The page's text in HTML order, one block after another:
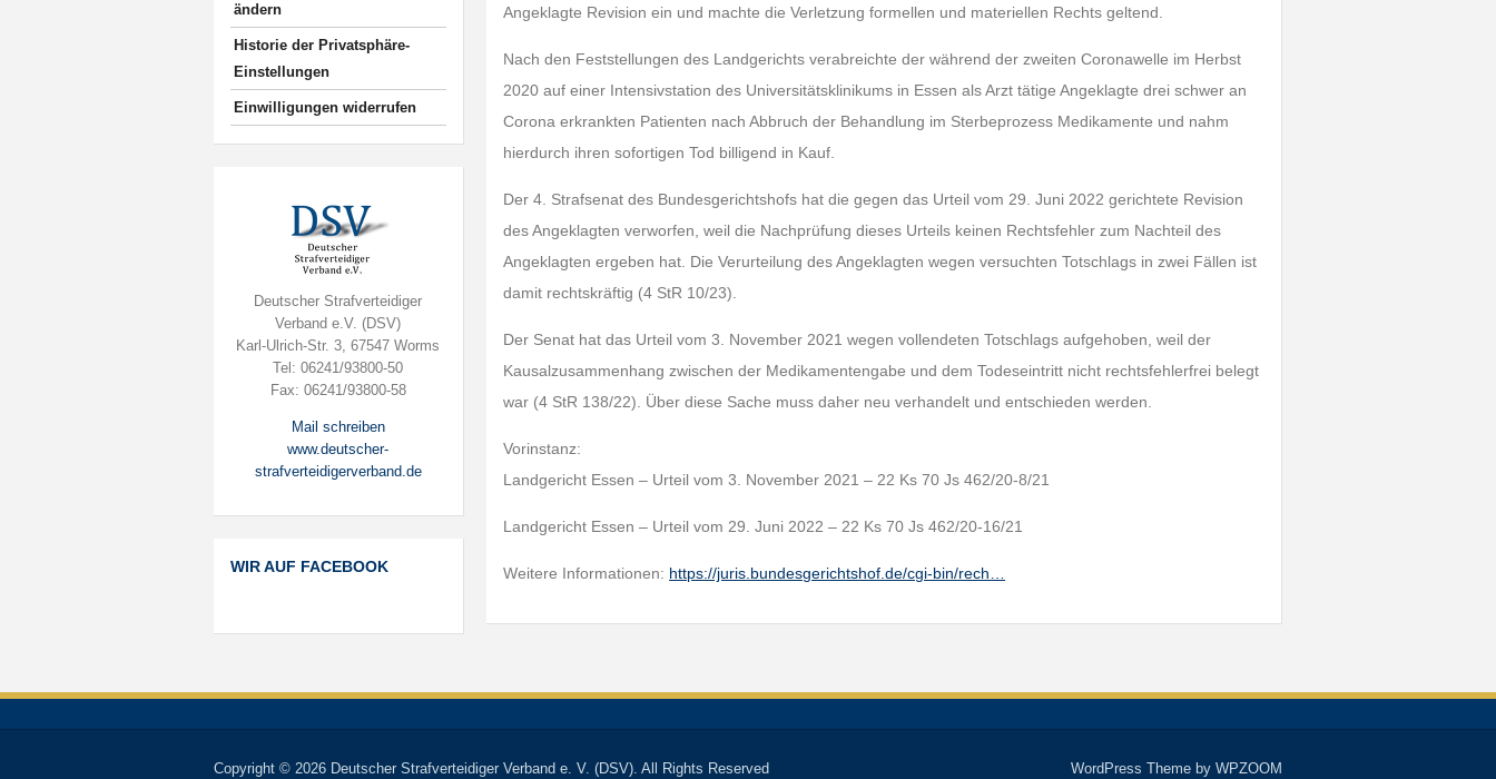
ändern
Historie der Privatsphäre-
Einstellungen
Einwilligungen widerrufen
Deutscher Strafverteidiger
Verband e.V. (DSV)
Karl-Ulrich-Str. 3, 67547 Worms
Tel: 06241/93800-50
Fax: 06241/93800-58
Mail schreiben
www.deutscher-
strafverteidigerverband.de
WIR AUF FACEBOOK
Angeklagte Revision ein und machte die Verletzung formellen und materiellen Rechts geltend.
Nach den Feststellungen des Landgerichts verabreichte der während der zweiten Coronawelle im Herbst
2020 auf einer Intensivstation des Universitätsklinikums in Essen als Arzt tätige Angeklagte drei schwer an
Corona erkrankten Patienten nach Abbruch der Behandlung im Sterbeprozess Medikamente und nahm
hierdurch ihren sofortigen Tod billigend in Kauf.
Der 4. Strafsenat des Bundesgerichtshofs hat die gegen das Urteil vom 29. Juni 2022 gerichtete Revision
des Angeklagten verworfen, weil die Nachprüfung dieses Urteils keinen Rechtsfehler zum Nachteil des
Angeklagten ergeben hat. Die Verurteilung des Angeklagten wegen versuchten Totschlags in zwei Fällen ist
damit rechtskräftig (4 StR 10/23).
Der Senat hat das Urteil vom 3. November 2021 wegen vollendeten Totschlags aufgehoben, weil der
Kausalzusammenhang zwischen der Medikamentengabe und dem Todeseintritt nicht rechtsfehlerfrei belegt
war (4 StR 138/22). Über diese Sache muss daher neu verhandelt und entschieden werden.
Vorinstanz:
Landgericht Essen – Urteil vom 3. November 2021 – 22 Ks 70 Js 462/20-8/21
Landgericht Essen – Urteil vom 29. Juni 2022 – 22 Ks 70 Js 462/20-16/21
Weitere Informationen: https://juris.bundesgerichtshof.de/cgi-bin/rech…
WordPress Theme by WPZOOM
Copyright © 2026 Deutscher Strafverteidiger Verband e. V. (DSV). All Rights Reserved